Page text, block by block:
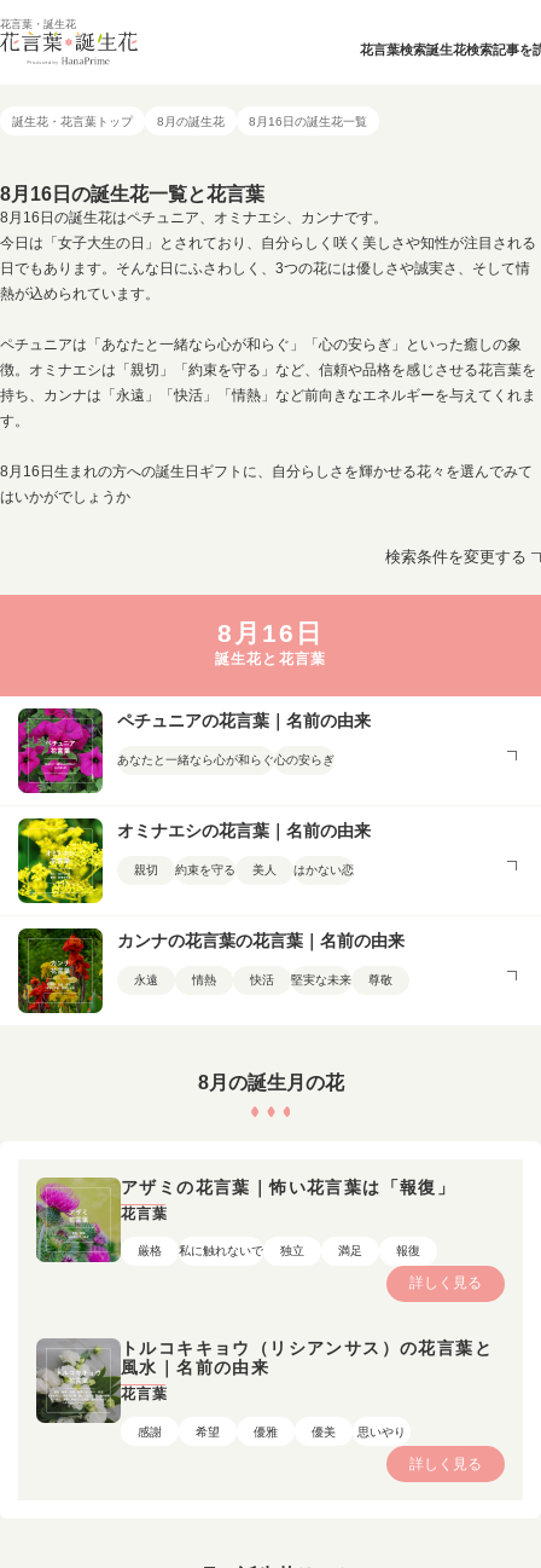
花言葉・誕生花
花言葉検索誕生花検索記事を
誕生花・花言葉トップ 8月の誕生花 8月16日の誕生花一覧
8月16日の誕生花一覧と花言葉
8月16日の誕生花はペチュニア、オミナエシ、カンナです。
今日は「女子大生の日」とされており、自分らしく咲く美しさや知性が注目される
日でもあります。そんな日にふさわしく、3つの花には優しさや誠実さ、そして情
熱が込められています。
ペチュニアは「あなたと一緒なら心が和らぐ」「心の安らぎ」といった癒しの象
徴。オミナエシは「親切」「約束を守る」など、信頼や品格を感じさせる花言葉を
持ち、カンナは「永遠」「快活」「情熱」など前向きなエネルギーを与えてくれま
す。
8月16日生まれの方への誕生日ギフトに、自分らしさを輝かせる花々を選んでみて
はいかがでしょうか
検索条件を変更する
8月16日
誕生花と花言葉
ペチュニアの花言葉｜名前の由来
あなたと一緒なら心が和らぐ心の安らぎ
オミナエシの花言葉｜名前の由来
親切 約束を守る 美人 はかない恋
カンナの花言葉の花言葉｜名前の由来
永遠 情熱 快活 堅実な未来 尊敬
8月の誕生月の花
アザミの花言葉｜怖い花言葉は「報復」
花言葉
厳格 私に触れないで 独立 満足 報復
詳しく見る
トルコキキョウ（リシアンサス）の花言葉と
風水｜名前の由来
花言葉
感謝 希望 優雅 優美 思いやり
詳しく見る